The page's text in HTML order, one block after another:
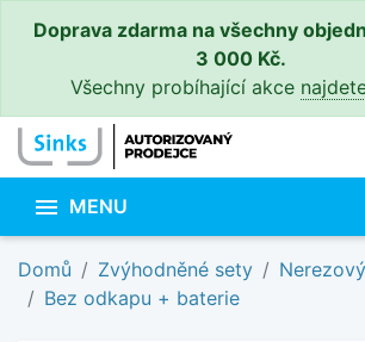
Doprava zdarma na všechny
3 000 Kč.
Všechny probíhající akce
 MENU
Domů Zvýhodněné sety
Bez odkapu + baterie